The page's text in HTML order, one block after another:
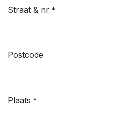
Straat & nr *
Postcode
Plaats *